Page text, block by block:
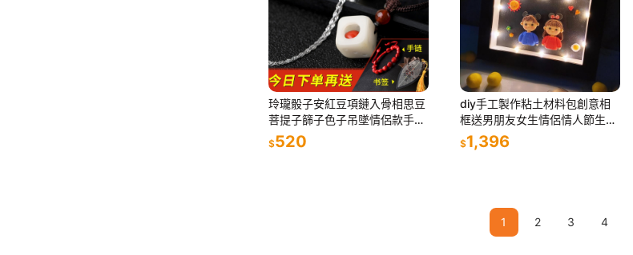
玲瓏骰子安紅豆項鏈入骨相思豆
菩提子篩子色子吊墜情侶款手鏈
一對
$520
diy手工製作粘土材料包創意相
框送男朋友女生情侶情人節生日
禮物
$1,396
1 2 3 4